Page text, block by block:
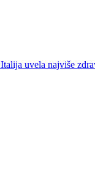
Italija uvela najviše